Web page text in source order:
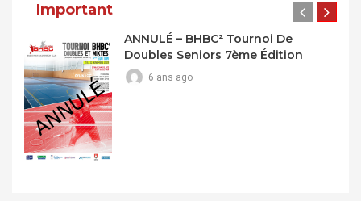
Important
ANNULÉ – BHBC² Tournoi De
Doubles Seniors 7ème Édition
6 ans ago